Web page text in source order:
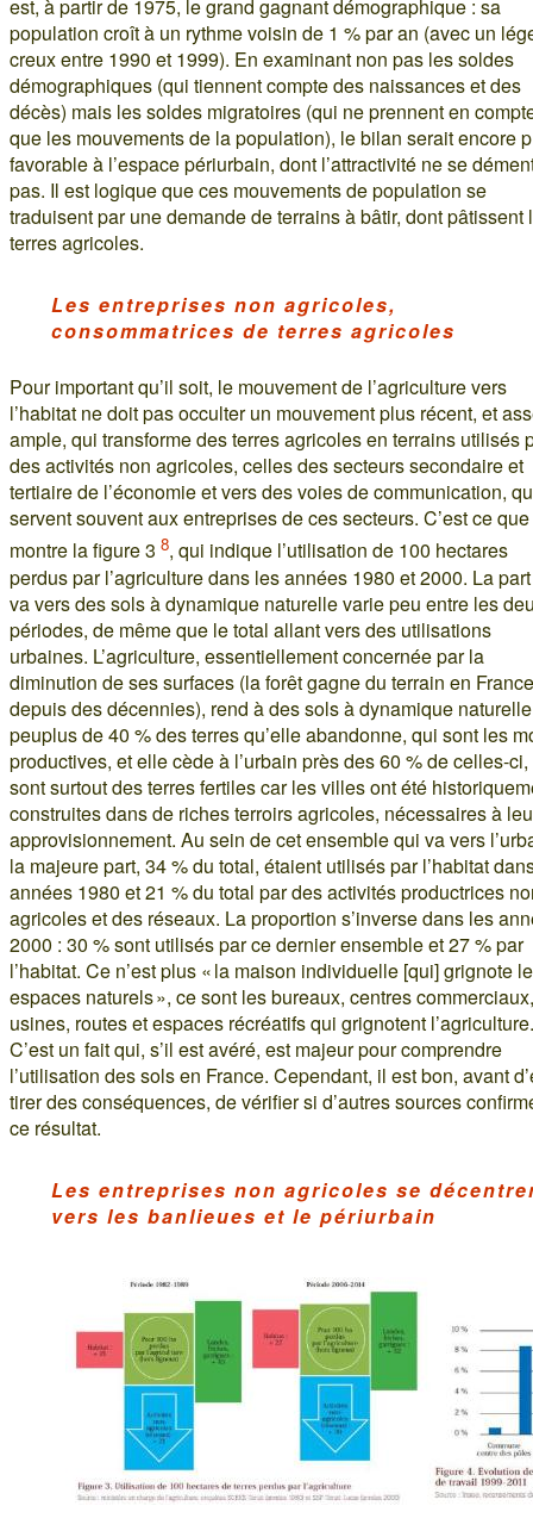
est, à partir de 1975, le grand gagnant démographique : sa
population croît à un rythme voisin de 1 % par an (avec un
creux entre 1990 et 1999). En examinant non pas les soldes
démographiques (qui tiennent compte des naissances et des
décès) mais les soldes migratoires (qui ne prennent en
que les mouvements de la population), le bilan serait encore
favorable à l’espace périurbain, dont l’attractivité ne se
pas. Il est logique que ces mouvements de population se
traduisent par une demande de terrains à bâtir, dont pâtissent
terres agricoles.
Les entreprises non agricoles,
consommatrices de terres agricoles
Pour important qu’il soit, le mouvement de l’agriculture vers
l’habitat ne doit pas occulter un mouvement plus récent, et
ample, qui transforme des terres agricoles en terrains utilisés
des activités non agricoles, celles des secteurs secondaire et
tertiaire de l’économie et vers des voies de communication,
servent souvent aux entreprises de ces secteurs. C’est ce que
montre la figure 3 8, qui indique l’utilisation de 100 hectares
perdus par l’agriculture dans les années 1980 et 2000. La
va vers des sols à dynamique naturelle varie peu entre les
périodes, de même que le total allant vers des utilisations
urbaines. L’agriculture, essentiellement concernée par la
diminution de ses surfaces (la forêt gagne du terrain en France
depuis des décennies), rend à des sols à dynamique
peuplus de 40 % des terres qu’elle abandonne, qui sont les
productives, et elle cède à l’urbain près des 60 % de celles-
sont surtout des terres fertiles car les villes ont été
construites dans de riches terroirs agricoles, nécessaires à
approvisionnement. Au sein de cet ensemble qui va vers
la majeure part, 34 % du total, étaient utilisés par l’habitat
années 1980 et 21 % du total par des activités productrices
agricoles et des réseaux. La proportion s’inverse dans les
2000 : 30 % sont utilisés par ce dernier ensemble et 27 % par
l’habitat. Ce n’est plus « la maison individuelle [qui] grignote
espaces naturels », ce sont les bureaux, centres commerciaux,
usines, routes et espaces récréatifs qui grignotent l’agriculture.
C’est un fait qui, s’il est avéré, est majeur pour comprendre
l’utilisation des sols en France. Cependant, il est bon, avant
tirer des conséquences, de vérifier si d’autres sources
ce résultat.
Les entreprises non agricoles se
vers les banlieues et le périurbain